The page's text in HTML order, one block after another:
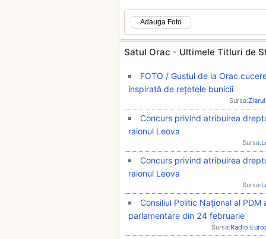
Adauga Foto
Satul Orac - Ultimele Titluri de
FOTO / Gustul de la Orac
inspirată de rețetele bunicii
Sursa:
Concurs privind atribuirea
raionul Leova
Sursa:
Concurs privind atribuirea
raionul Leova
Sursa:
Consiliul Politic Național al
parlamentare din 24 februarie
Sursa:Radio